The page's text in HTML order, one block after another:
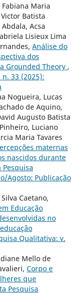
Maria
Batista
Acsa
Lisieux Lima
Análise do
dos
Grounded Theory ,
33 (2025):
Nogueira, Lucas
de Aquino,
Augusto Batista
Luciano
Maria Tavares
maternas
nascidos durante
Pesquisa
Agosto: Publicação
Caetano,
Educação
no
Qualitativa: v.
Mello de
Corpo e
que
Pesquisa